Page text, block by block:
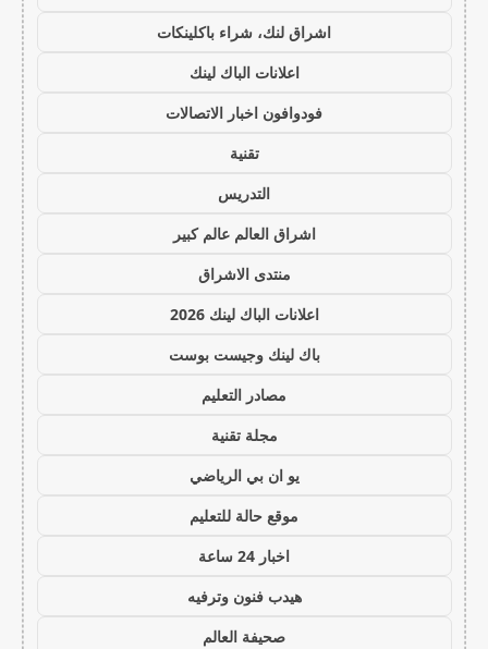
اشراق لنك، شراء باكلينكات
اعلانات الباك لينك
فودوافون اخبار الاتصالات
تقنية
التدريس
اشراق العالم عالم كبير
منتدى الاشراق
اعلانات الباك لينك 2026
باك لينك وجيست بوست
مصادر التعليم
مجلة تقنية
يو ان بي الرياضي
موقع حالة للتعليم
اخبار 24 ساعة
هيدب فنون وترفيه
صحيفة العالم